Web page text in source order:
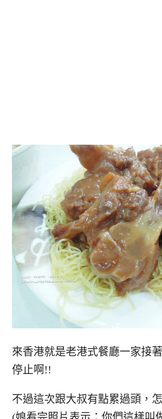
來香港就是老港式餐廳一家接
停止啊!!
不過這次跟大叔有點累過頭，